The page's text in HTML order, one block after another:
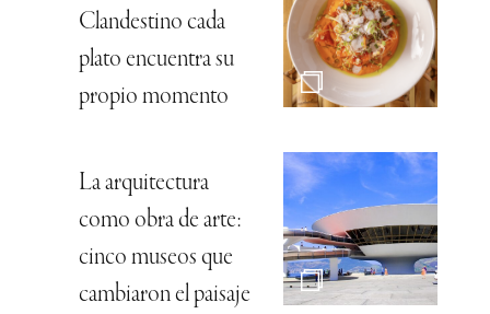
Clandestino cada
plato encuentra su
propio momento
La arquitectura
como obra de arte:
cinco museos que
cambiaron el paisaje